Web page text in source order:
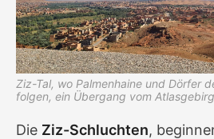
Ziz-Tal, wo Palmenhaine und Dörfer
folgen, ein Übergang vom
Die Ziz-Schluchten,